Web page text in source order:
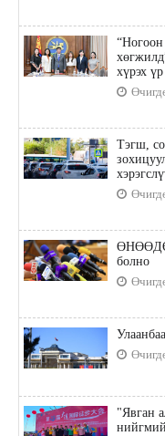
хүрэх
Тэгш,
болно
"Явган